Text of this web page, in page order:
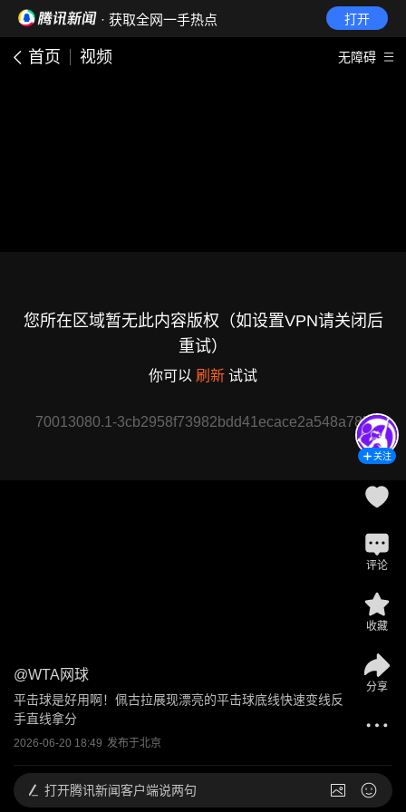
· 获取全网一手热点 打开
首页 视频 无障碍
您所在区域暂无此内容版权（如设置VPN请关闭后
重试）
你可以 刷新 试试
70013080.1-3cb2958f73982bdd41ecace2a548a78b
@WTA网球
平击球是好用啊！佩古拉展现漂亮的平击球底线快速变线反
手直线拿分
2026-06-20 18:49 发布于北京
关注
评论
收藏
分享
打开腾讯新闻客户端说两句